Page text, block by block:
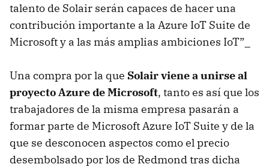
talento de Solair serán capaces de hacer una
contribución importante a la Azure IoT Suite de
Microsoft y a las más amplias ambiciones IoT”_
Una compra por la que Solair viene a unirse al
proyecto Azure de Microsoft, tanto es así que los
trabajadores de la misma empresa pasarán a
formar parte de Microsoft Azure IoT Suite y de la
que se desconocen aspectos como el precio
desembolsado por los de Redmond tras dicha